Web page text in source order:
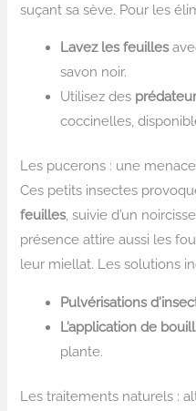
suçant sa sève. Pour les
Lavez les feuilles
savon noir.
Utilisez des
coccinelles,
Les pucerons : une
Ces petits insectes
feuilles, suivie d’un
présence attire aussi les
leur miellat. Les solutions
Pulvérisations
L’application de
plante.
Les traitements naturels :